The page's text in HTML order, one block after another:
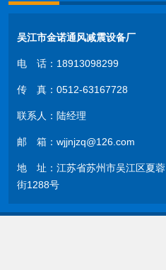
吴江市金诺通风减震设备厂
电 话：18913098299
传 真：0512-63167728
联系人：陆经理
邮 箱：wjjnjzq@126.com
地 址：江苏省苏州市吴江区夏蓉
街1288号